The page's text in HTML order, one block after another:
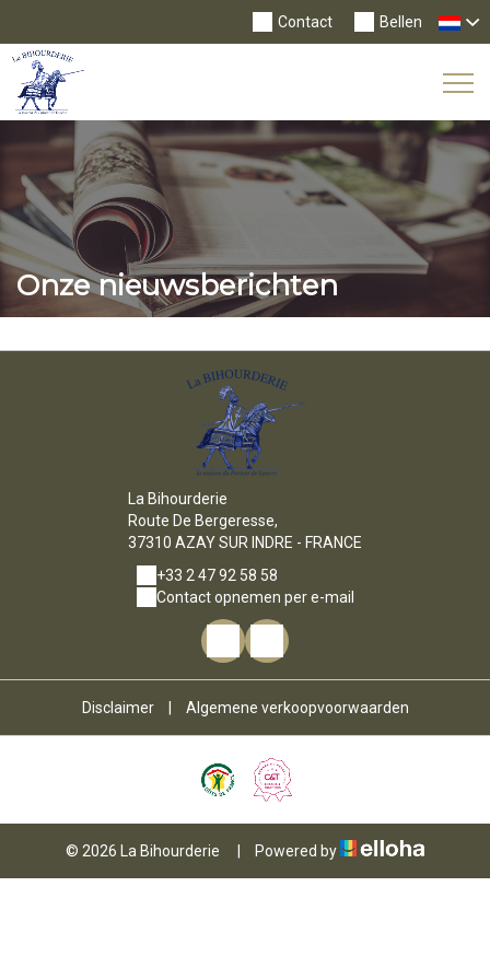
Bellen
Contact
Onze nieuwsberichten
La Bihourderie
Route De Bergeresse,
37310 AZAY SUR INDRE - FRANCE
+33 2 47 92 58 58
Contact opnemen per e-mail
Disclaimer Algemene verkoopvoorwaarden
© 2026 La Bihourderie Powered by